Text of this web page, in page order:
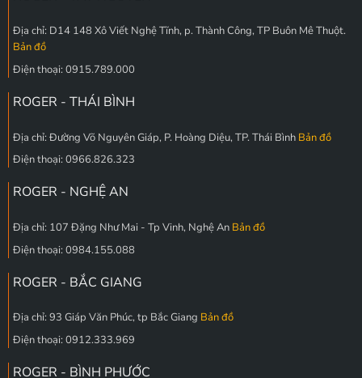
Địa chỉ: D14 148 Xô Viết Nghệ Tĩnh, p. Thành Công, TP Buôn Mê Thuột.
Bản đồ
Điện thoại: 0915.789.000
ROGER - THÁI BÌNH
Địa chỉ: Đường Võ Nguyên Giáp, P. Hoàng Diệu, TP. Thái Bình Bản đồ
Điện thoại: 0966.826.323
ROGER - NGHỆ AN
Địa chỉ: 107 Đặng Như Mai - Tp Vinh, Nghệ An Bản đồ
Điện thoại: 0984.155.088
ROGER - BẮC GIANG
Địa chỉ: 93 Giáp Văn Phúc, tp Bắc Giang Bản đồ
Điện thoại: 0912.333.969
ROGER - BÌNH PHƯỚC